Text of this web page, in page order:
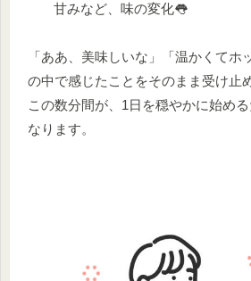
甘みなど、味の変化👅
「ああ、美味しいな」「温かくてホ
の中で感じたことをそのまま受け止
この数分間が、1日を穏やかに始め
なります。